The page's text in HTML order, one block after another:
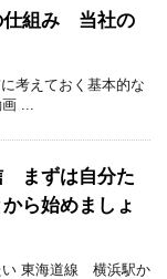
仕組み 当社の
考えておく基本的な
...
まずは自分た
ら始めましょ
い 東海道線 横浜駅か